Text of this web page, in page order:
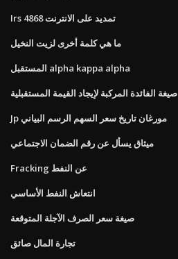
Irs 4868 تمديد على الانترنت
ما هي كلمة أخرى لزيت النخيل
المستقبل alpha kappa alpha
صيغة الفائدة المركبة لإيجاد القيمة المستقبلية
Jp مورغان تاريخ سعر السهم الرسم البياني
ميثاق يسأل عن رقم الضمان الاجتماعي
Fracking عن النفط
انتعاش النفط الأساسي
صيغة سعر الصرف الآجلة المتوقعة
تجارة المال صائق